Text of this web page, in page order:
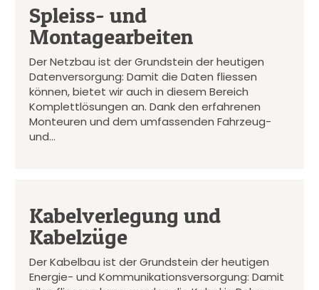
Spleiss- und
Montagearbeiten
Der Netzbau ist der Grundstein der heutigen
Datenversorgung: Damit die Daten fliessen
können, bietet wir auch in diesem Bereich
Komplettlösungen an. Dank den erfahrenen
Monteuren und dem umfassenden Fahrzeug-
und…
Kabelverlegung und
Kabelzüge
Der Kabelbau ist der Grundstein der heutigen
Energie- und Kommunikationsversorgung: Damit